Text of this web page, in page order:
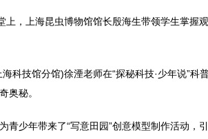
上，上海昆虫博物馆馆长殷海生带领学生掌握
海科技馆分馆)徐湮老师在“探秘科技·少年说”
奥秘。
青少年带来了“写意田园”创意模型制作活动，